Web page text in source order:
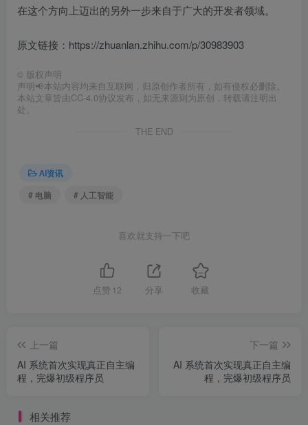
在这个方向上迈出的另外一步来自于广大的开发者领域。
原文链接：https://zhuanlan.zhihu.com/p/30983903
© 版权声明
声明📢本站内容均来自互联网，归原创作者所有，如有侵权必删除。
本站文章皆由CC-4.0协议发布，如无来源则为原创，转载请注明出
处。
THE END
AI资讯
# 电脑
# 人工智能
喜欢就支持一下吧
点赞 12 分享 收藏
上一篇
AI 系统首次实现真正自主编
程，完爆初级程序员
下一篇
AI 系统首次实现真正自主编
程，完爆初级程序员
相关推荐